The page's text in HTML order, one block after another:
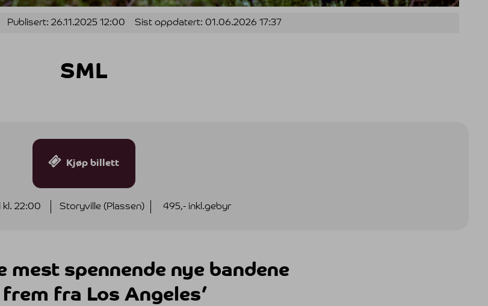
Publisert: 26.11.2025 12:00 Sist oppdatert: 01.06.2026 17:37
SML
Kjøp billett
kl. 22:00 Storyville (Plassen) 495,- inkl.gebyr
mest spennende nye bandene
fra Los Angeles’